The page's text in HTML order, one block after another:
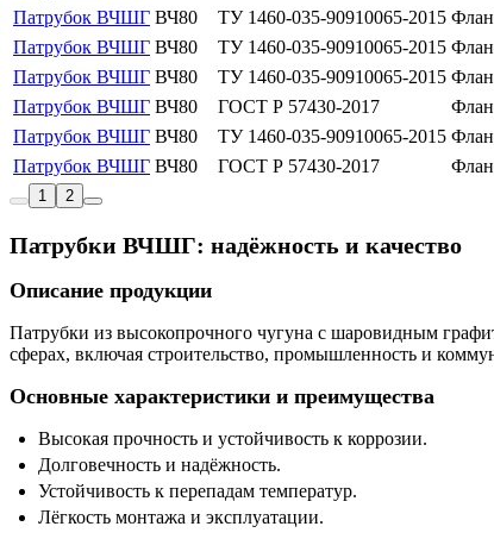
Патрубок ВЧШГ ВЧ80 ТУ 1460-035-90910065-2015
Патрубок ВЧШГ ВЧ80 ТУ 1460-035-90910065-2015
Патрубок ВЧШГ ВЧ80 ТУ 1460-035-90910065-2015
Патрубок ВЧШГ ВЧ80 ГОСТ Р 57430-2017
Патрубок ВЧШГ ВЧ80 ТУ 1460-035-90910065-2015
Патрубок ВЧШГ ВЧ80 ГОСТ Р 57430-2017
1
2
Патрубки ВЧШГ: надёжность и качество
Описание продукции
Патрубки из высокопрочного чугуна с шаровидным
сферах, включая строительство, промышленность и
Основные характеристики и преимущества
Высокая прочность и устойчивость к коррозии.
Долговечность и надёжность.
Устойчивость к перепадам температур.
Лёгкость монтажа и эксплуатации.